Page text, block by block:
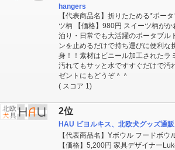
hangers
【代表商品名】折りたためる*ポー
ツ柄 【価格】980円 スイーツ柄が
泊り・日常でも大活躍のポータブル
ンを止めるだけで持ち運びに便利な
身！！素材はビニール加工されたラ
汚れてもサッと水ですすぐだけで汚
ゼントにもどうぞ＾＾
( スコア 1)
2位
HAU ビヨルキス、北欧犬グッズ通販
【代表商品名】Yボウル フードボウ
【価格】5,200円 家具デザイナー